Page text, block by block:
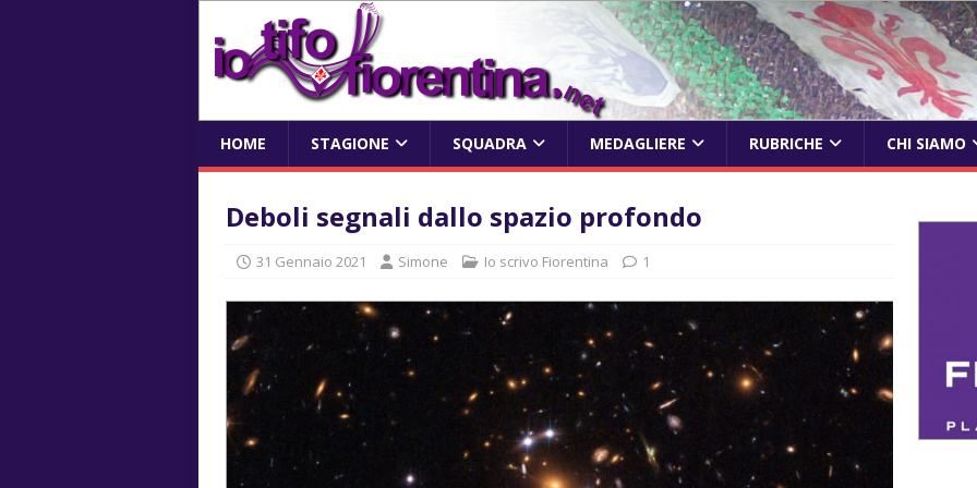
HOME STAGIONE SQUADRA MEDAGLIERE RUBRICHE CHI SIAMO
Deboli segnali dallo spazio profondo
31 Gennaio 2021 Simone Io scrivo Fiorentina 1